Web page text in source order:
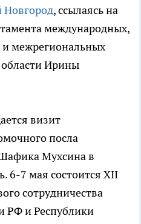
, ссылаясь на
международных,
межрегиональных
Ирины
визит
посла
Мухсина в
6-7 мая состоится XII
сотрудничества
РФ и Республики